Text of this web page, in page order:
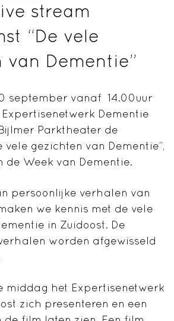
stream
“De vele
Dementie”
september vanaf 14.00uur
Dementie
Parktheater de
vele gezichten van Dementie”,
de Week van Dementie.
persoonlijke verhalen van
we kennis met de vele
in Zuidoost. De
worden afgewisseld
middag het Expertisenetwerk
zich presenteren en een